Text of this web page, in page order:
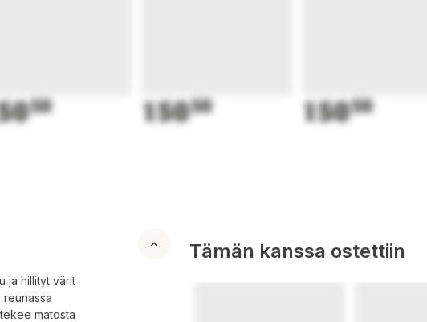
50 15050 15050
ja hillityt värit
reunassa
matosta
Tämän kanssa ostettiin